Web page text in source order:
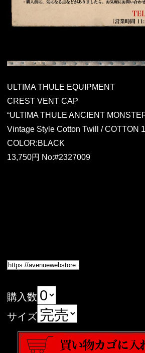
ULTIMA THULE EQUIPMENT
CREST VENT CAP
“ULTIMA THULE ANCIENT
Vintage Style Cotton Twill / COTTON
COLOR:BLACK
13,750円 No:#2327009
購入数
サイズ